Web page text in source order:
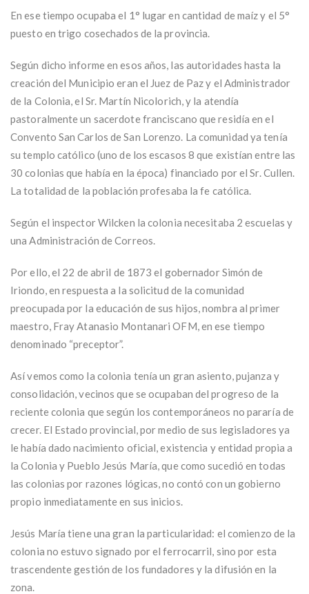
En ese tiempo ocupaba el 1° lugar en cantidad de maíz y el 5°
puesto en trigo cosechados de la provincia.
Según dicho informe en esos años, las autoridades hasta la
creación del Municipio eran el Juez de Paz y el Administrador
de la Colonia, el Sr. Martín Nicolorich, y la atendía
pastoralmente un sacerdote franciscano que residía en el
Convento San Carlos de San Lorenzo. La comunidad ya tenía
su templo católico (uno de los escasos 8 que existían entre las
30 colonias que había en la época) financiado por el Sr. Cullen.
La totalidad de la población profesaba la fe católica.
Según el inspector Wilcken la colonia necesitaba 2 escuelas y
una Administración de Correos.
Por ello, el 22 de abril de 1873 el gobernador Simón de
Iriondo, en respuesta a la solicitud de la comunidad
preocupada por la educación de sus hijos, nombra al primer
maestro, Fray Atanasio Montanari OFM, en ese tiempo
denominado “preceptor”.
Así vemos como la colonia tenía un gran asiento, pujanza y
consolidación, vecinos que se ocupaban del progreso de la
reciente colonia que según los contemporáneos no pararía de
crecer. El Estado provincial, por medio de sus legisladores ya
le había dado nacimiento oficial, existencia y entidad propia a
la Colonia y Pueblo Jesús María, que como sucedió en todas
las colonias por razones lógicas, no contó con un gobierno
propio inmediatamente en sus inicios.
Jesús María tiene una gran la particularidad: el comienzo de la
colonia no estuvo signado por el ferrocarril, sino por esta
trascendente gestión de los fundadores y la difusión en la
zona.